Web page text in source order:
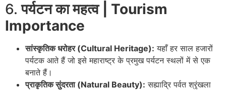
6.पर्यटन का महत्व | Tourism
Importance
सांस्कृतिक धरोहर (Cultural Heritage): यहाँ हर साल हजारों
पर्यटक आते हैं जो इसे महाराष्ट्र के प्रमुख पर्यटन स्थलों में से एक
बनाते हैं।
प्राकृतिक सुंदरता (Natural Beauty): सह्याद्रि पर्वत श्रृंखला